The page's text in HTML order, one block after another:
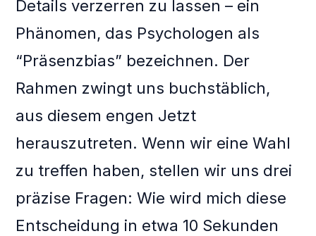
Details verzerren zu lassen – ein
Phänomen, das Psychologen als
“Präsenzbias” bezeichnen. Der
Rahmen zwingt uns buchstäblich,
aus diesem engen Jetzt
herauszutreten. Wenn wir eine Wahl
zu treffen haben, stellen wir uns drei
präzise Fragen: Wie wird mich diese
Entscheidung in etwa 10 Sekunden